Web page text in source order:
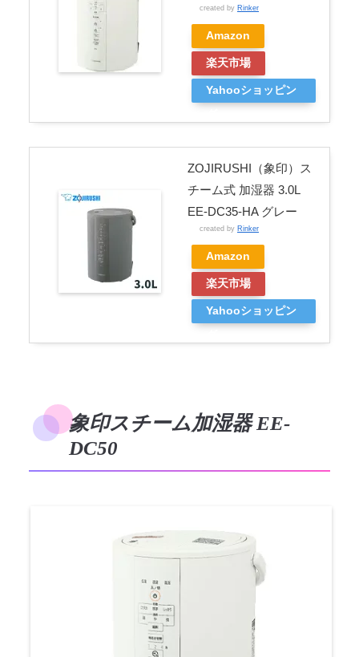
created by Rinker
Amazon
楽天市場
Yahooショッピン
ZOJIRUSHI（象印）ス
チーム式 加湿器 3.0L
EE-DC35-HA グレー
created by Rinker
Amazon
楽天市場
Yahooショッピン
象印スチーム加湿器 EE-
DC50